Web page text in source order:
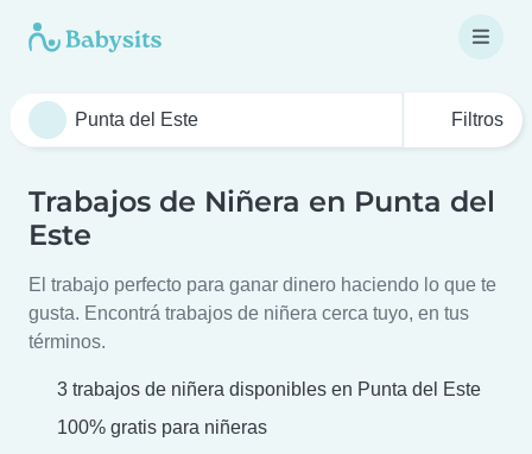
Filtros
Trabajos de Niñera en Punta del
Este
El trabajo perfecto para ganar dinero haciendo lo que te
gusta. Encontrá trabajos de niñera cerca tuyo, en tus
términos.
3 trabajos de niñera disponibles en Punta del Este
100% gratis para niñeras